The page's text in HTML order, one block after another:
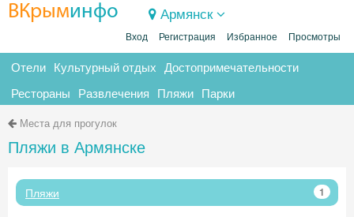
ВКрыминфо Армянск
Вход Регистрация Избранное Просмотры
Отели Культурный отдых Достопримечательности
Рестораны Развлечения Пляжи Парки
Места для прогулок
Пляжи в Армянске
Пляжи 1